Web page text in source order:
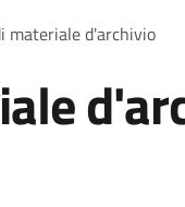
materiale d'archivio